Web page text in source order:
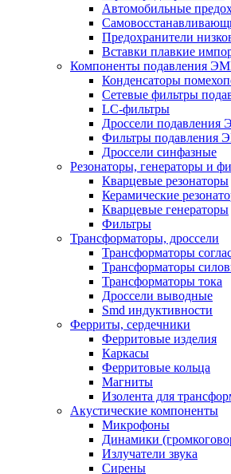
Автомобильные
Предохранители
Вставки плавкие
Компоненты подавления
Конденсаторы
Сетевые фильтры
LC-фильтры
Дроссели
Фильтры подавления
Дроссели синфазные
Резонаторы, генераторы и
Кварцевые резонаторы
Керамические
Кварцевые генераторы
Фильтры
Трансформаторы, дроссели
Трансформаторы
Трансформаторы
Трансформаторы тока
Дроссели выводные
Smd индуктивности
Ферриты, сердечники
Ферритовые изделия
Каркасы
Ферритовые кольца
Магниты
Изолента для
Акустические компоненты
Микрофоны
Динамики
Излучатели звука
Сирены